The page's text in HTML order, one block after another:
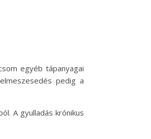
egyéb tápanyagai
pedig a
A gyulladás krónikus